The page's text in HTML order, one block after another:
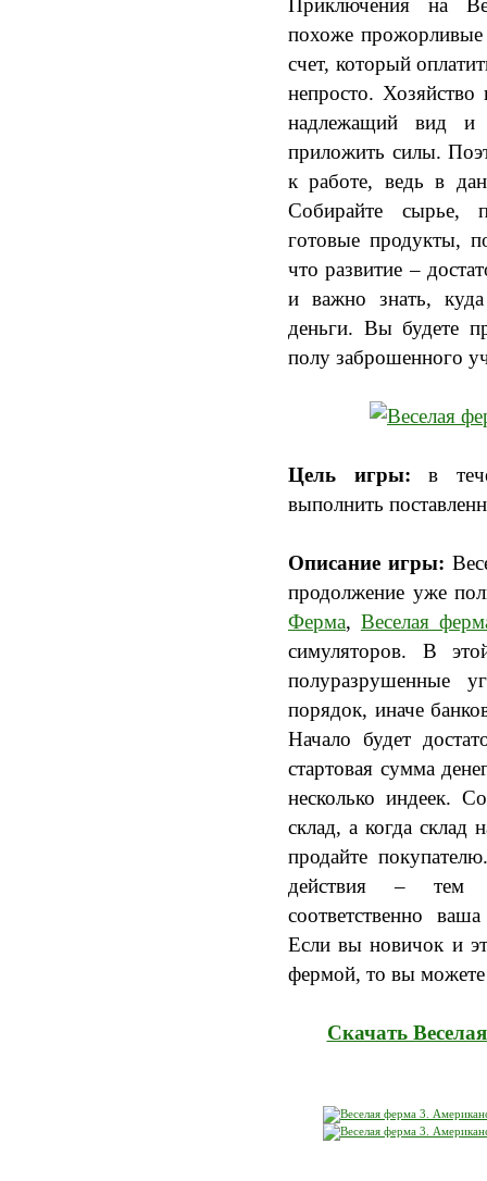
Приключения на
похоже
счет, который
непросто.
надлежащий вид и
приложить силы.
к работе, ведь в
Собирайте сырье,
готовые продукты,
что развитие –
и важно знать,
деньги. Вы будете
полу заброшенного
Цель игры: в
выполнить
Описание игры:
продолжение уже
Ферма, Веселая
симуляторов. В
полуразрушенные
порядок, иначе
Начало будет
стартовая сумма
несколько индеек.
склад, а когда склад
продайте
действия – тем
соответственно
Если вы новичок и
фермой, то вы можете
Скачать